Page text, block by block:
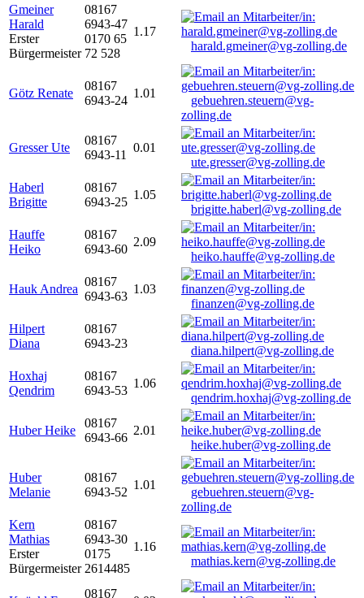
Gmeiner
Harald
Erster
Bürgermeister
08167
6943-47
0170 65
72 528
1.17
harald.gmeiner@vg-zolling.de
Götz Renate
08167
6943-24
1.01
gebuehren.steuern@vg-
zolling.de
Gresser Ute
08167
6943-11
0.01
ute.gresser@vg-zolling.de
Haberl
Brigitte
08167
6943-25
1.05
brigitte.haberl@vg-zolling.de
Hauffe
Heiko
08167
6943-60
2.09
heiko.hauffe@vg-zolling.de
Hauk Andrea
08167
6943-63
1.03
finanzen@vg-zolling.de
Hilpert
Diana
08167
6943-23
diana.hilpert@vg-zolling.de
Hoxhaj
Qendrim
08167
6943-53
1.06
qendrim.hoxhaj@vg-zolling.de
Huber Heike
08167
6943-66
2.01
heike.huber@vg-zolling.de
Huber
Melanie
08167
6943-52
1.01
gebuehren.steuern@vg-
zolling.de
Kern
Mathias
Erster
Bürgermeister
08167
6943-30
0175
2614485
1.16
mathias.kern@vg-zolling.de
08167